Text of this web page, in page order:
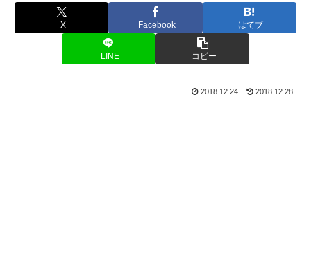
X Facebook はてブ
LINE コピー
2018.12.24 2018.12.28